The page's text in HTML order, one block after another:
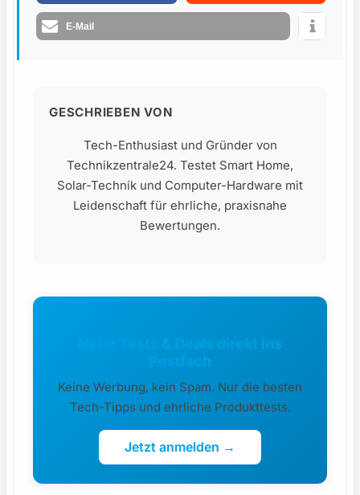
E-Mail
GESCHRIEBEN VON
Tech-Enthusiast und Gründer von
Technikzentrale24. Testet Smart Home,
Solar-Technik und Computer-Hardware mit
Leidenschaft für ehrliche, praxisnahe
Bewertungen.
Neue Tests & Deals direkt ins
Postfach
Keine Werbung, kein Spam. Nur die besten
Tech-Tipps und ehrliche Produkttests.
Jetzt anmelden →